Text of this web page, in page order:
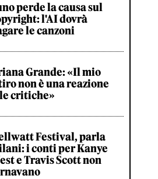
perde la causa sul
l'AI dovrà
le canzoni
Grande: «Il mio
non è una reazione
critiche»
Festival, parla
i conti per Kanye
e Travis Scott non